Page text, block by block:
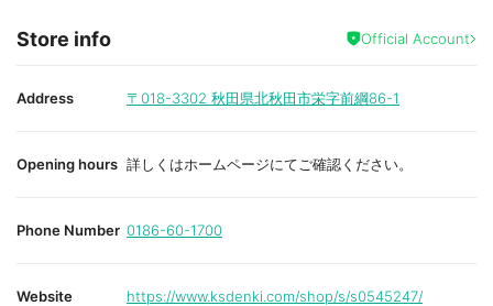
Store info Official Account
Address 〒018-3302 秋田県北秋田市栄字前綱86-1
Opening hours 詳しくはホームページにてご確認ください。
Phone Number 0186-60-1700
Website https://www.ksdenki.com/shop/s/s0545247/